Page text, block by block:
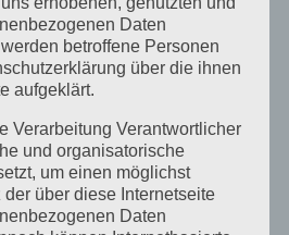
, Fotos und Film dazu
ist hier der –
mit Silke Krempien
Daten
betroffene Personen
über die ihnen
aufgeklärt.
Verarbeitung Verantwortlicher
und organisatorische
um einen möglichst
der über diese Internetseite
Daten